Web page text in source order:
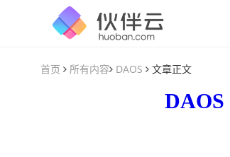
首页 所有内容 DAOS 文章正文
DAOS